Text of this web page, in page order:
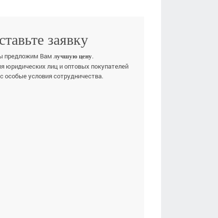
заявку
предложим Вам лучшую цену.
юридических лиц и оптовых покупателей
особые условия сотрудничества.